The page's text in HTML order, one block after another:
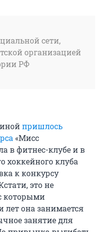
сети,
организацией
РФ
пришлось
«Мисс
в фитнес-клубе и в
хоккейного клуба
к конкурсу
это не
которыми
лет она занимается
занятие для